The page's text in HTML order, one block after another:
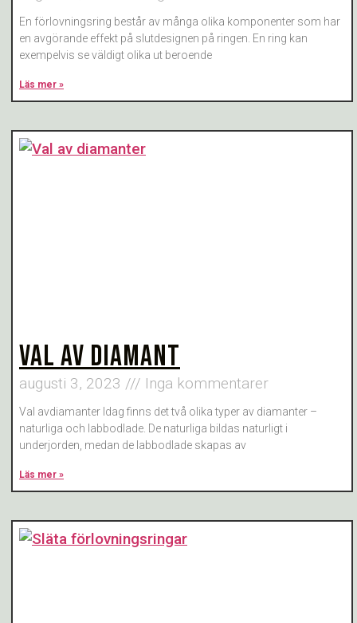
En förlovningsring består av många olika komponenter som har
en avgörande effekt på slutdesignen på ringen. En ring kan
exempelvis se väldigt olika ut beroende
Läs mer »
VAL AV DIAMANT
augusti 3, 2023 Inga kommentarer
Val avdiamanter Idag finns det två olika typer av diamanter –
naturliga och labbodlade. De naturliga bildas naturligt i
underjorden, medan de labbodlade skapas av
Läs mer »